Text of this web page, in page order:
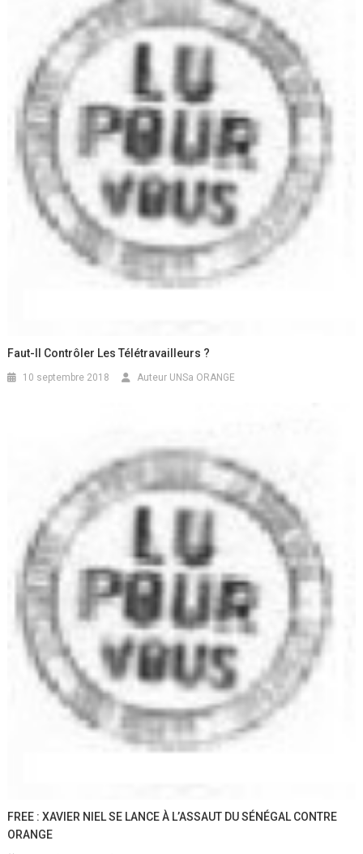
Faut-Il Contrôler Les Télétravailleurs ?
10 septembre 2018 Auteur UNSa ORANGE
FREE : XAVIER NIEL SE LANCE À L’ASSAUT DU SÉNÉGAL CONTRE
ORANGE